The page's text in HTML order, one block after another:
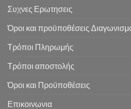
Συχνες Ερωτησεις
Όροι και προϋποθέσεις
Τρόποι Πληρωμής
Τρόποι αποστολής
Όροι και Προϋποθέσεις
Επικοινωνια